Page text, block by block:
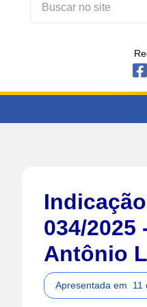
034/2025
Antônio
Apresentada em 11